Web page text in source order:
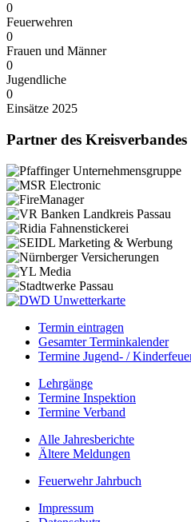
0
Feuerwehren
0
Frauen und Männer
0
Jugendliche
0
Einsätze 2025
Partner des Kreisverbandes
Termin eintragen
Gesamter Terminkalender
Termine Jugend- /
Lehrgänge
Termine Inspektion
Termine Verband
Alle Jahresberichte
Ältere Meldungen
Feuerwehr Jahrbuch
Impressum